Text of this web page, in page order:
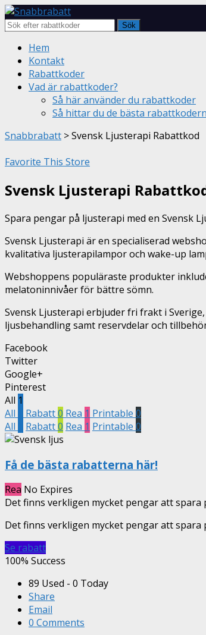
Sök
Skip
content
Hem
Kontakt
Rabattkoder
Vad är rabattkoder?
Så här använder du rabattkoder
Så hittar du de bästa
Snabbrabatt >Svensk Ljusterapi Rabattkod
Favorite This Store
Svensk Ljusterapi
Spara pengar på ljusterapi med en Svensk
Svensk Ljusterapi är en specialiserad
kvalitativa ljusterapilampor och wake-up
Webshoppens populäraste produkter
melatoninnivåer för bättre sömn.
Svensk Ljusterapi erbjuder fri frakt i
ljusbehandling samt reservdelar och
Facebook
Twitter
Google+
Pinterest
All 1
All
Rabatt0 Rea 1 Printable 0
All
Rabatt0 Rea 1 Printable 0
Få de bästa rabatterna här!
Rea No Expires
Det finns verkligen mycket pengar att spara
Det finns verkligen mycket pengar att
Se rabatt
100% Success
89 Used - 0 Today
Share
Email
0 Comments